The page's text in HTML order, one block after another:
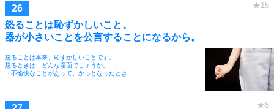
怒ることは恥ずかしいこと。
器が小さいことを公言することになるから。
怒ることは本来、恥ずかしいことです。
怒るときは、どんな場面でしょうか。
・不愉快なことがあって、かっとなったとき